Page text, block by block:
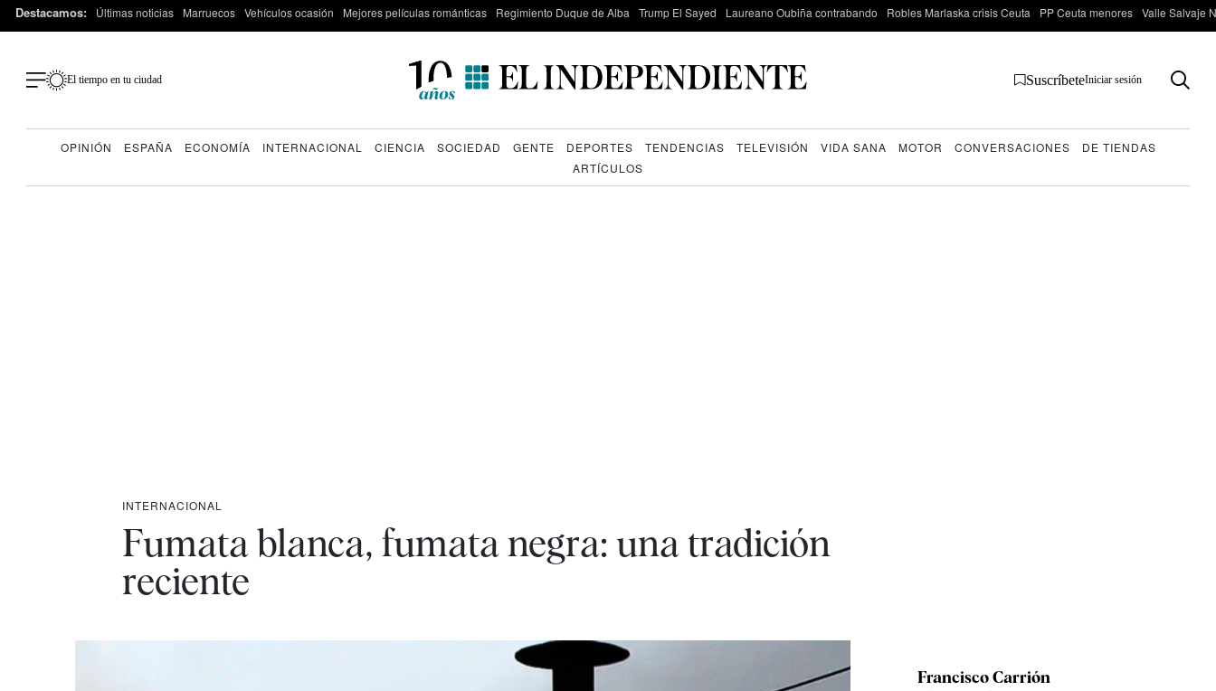
Destacamos: Últimas noticias Marruecos Vehículos ocasión Mejores películas románticas Regimiento Duque de Alba Trump El Sayed Laureano Oubiña contrabando Robles Marlaska crisis Ceuta PP Ceuta menores Valle Salvaje
El tiempo en tu ciudad SuscríbeteIniciar sesión
OPINIÓN ESPAÑA ECONOMÍA INTERNACIONAL CIENCIA SOCIEDAD GENTE DEPORTES TENDENCIAS TELEVISIÓN VIDA SANA MOTOR CONVERSACIONES
DE TIENDAS
ARTÍCULOS
INTERNACIONAL
Fumata blanca, fumata negra: una tradición
reciente
Francisco Carrión